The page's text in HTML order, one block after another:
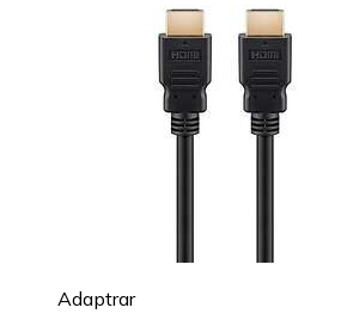
Adaptrar